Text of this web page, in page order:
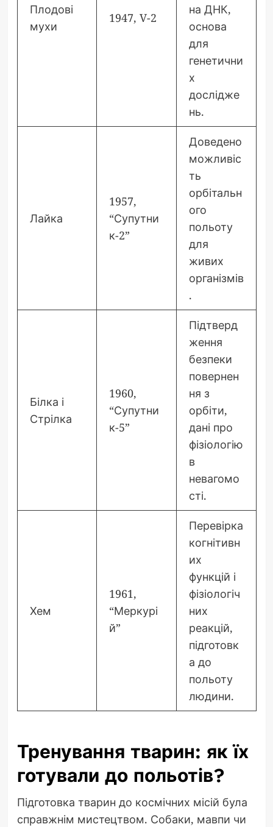
Плодові
мухи
1947, V-2
на ДНК,
основа
для
генетични
х
дослідже
нь.
Лайка
1957,
“Супутни
к-2”
Доведено
можливіс
ть
орбітальн
ого
польоту
для
живих
організмів
.
Білка і
Стрілка
1960,
“Супутни
к-5”
Підтверд
ження
безпеки
повернен
ня з
орбіти,
дані про
фізіологію
в
невагомо
сті.
Хем
1961,
“Меркурі
й”
Перевірка
когнітивн
их
функцій і
фізіологіч
них
реакцій,
підготовк
а до
польоту
людини.
Тренування тварин: як їх
готували до польотів?
Підготовка тварин до космічних місій була
справжнім мистецтвом. Собаки, мавпи чи